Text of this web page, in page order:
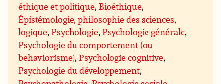
éthique et politique, Bioéthique,
Épistémologie, philosophie des sciences,
logique,Psychologie,Psychologie générale,
Psychologie du comportement (ou
behaviorisme),Psychologie cognitive,
Psychologie du développement,